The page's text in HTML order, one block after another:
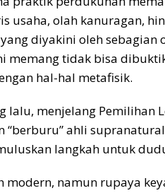
usaha, olah kanuragan,
diyakini oleh sebagian
memang tidak bisa
hal-hal metafisik.
lalu, menjelang Pemilihan
“berburu” ahli
langkah untuk
modern, namun rupaya